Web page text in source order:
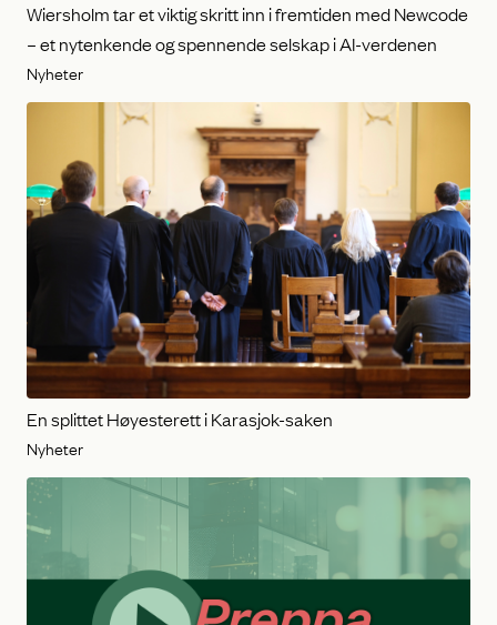
Wiersholm tar et viktig skritt inn i fremtiden med Newcode
– et nytenkende og spennende selskap i AI-verdenen
Nyheter
En splittet Høyesterett i Karasjok-saken
Nyheter